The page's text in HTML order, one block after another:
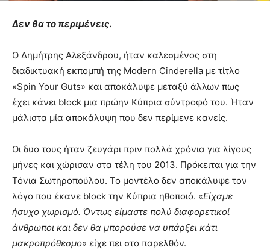
Δεν θα το περιμένεις.
Ο Δημήτρης Αλεξάνδρου, ήταν καλεσμένος στη
διαδικτυακή εκπομπή της Modern Cinderella με τίτλο
«Spin Your Guts» και αποκάλυψε μεταξύ άλλων πως
έχει κάνει block μια πρώην Κύπρια σύντροφό του. Ήταν
μάλιστα μία αποκάλυψη που δεν περίμενε κανείς.
Οι δυο τους ήταν ζευγάρι πριν πολλά χρόνια για λίγους
μήνες και χώρισαν στα τέλη του 2013. Πρόκειται για την
Τόνια Σωτηροπούλου. Το μοντέλο δεν αποκάλυψε τον
λόγο που έκανε block την Κύπρια ηθοποιό. «Είχαμε
ήσυχο χωρισμό. Όντως είμαστε πολύ διαφορετικοί
άνθρωποι και δεν θα μπορούσε να υπάρξει κάτι
μακροπρόθεσμο» είχε πει στο παρελθόν.